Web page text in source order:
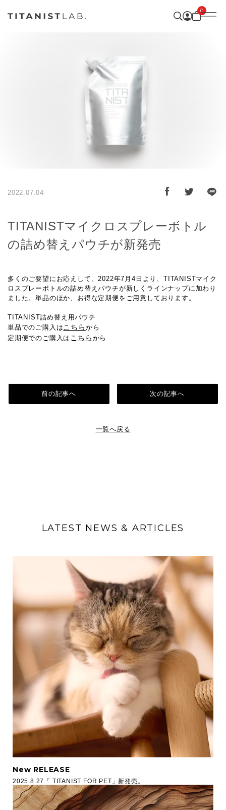
0
2022.07.04
TITANISTマイクロスプレーボトル
の詰め替えパウチが新発売
多くのご要望にお応えして、2022年7月4日より、TITANISTマイク
ロスプレーボトルの詰め替えパウチが新しくラインナップに加わり
ました。単品のほか、お得な定期便をご用意しております。
TITANIST詰め替え用パウチ
単品でのご購入は こちら から
定期便でのご購入は こちら から
前の記事へ
一覧へ戻る
次の記事へ
LATEST NEWS & ARTICLES
New RELEASE
2025.8.27「 TITANIST FOR PET」新発売。